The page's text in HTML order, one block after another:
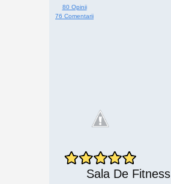
80 Opinii
76 Comentarii
Sala De Fitness